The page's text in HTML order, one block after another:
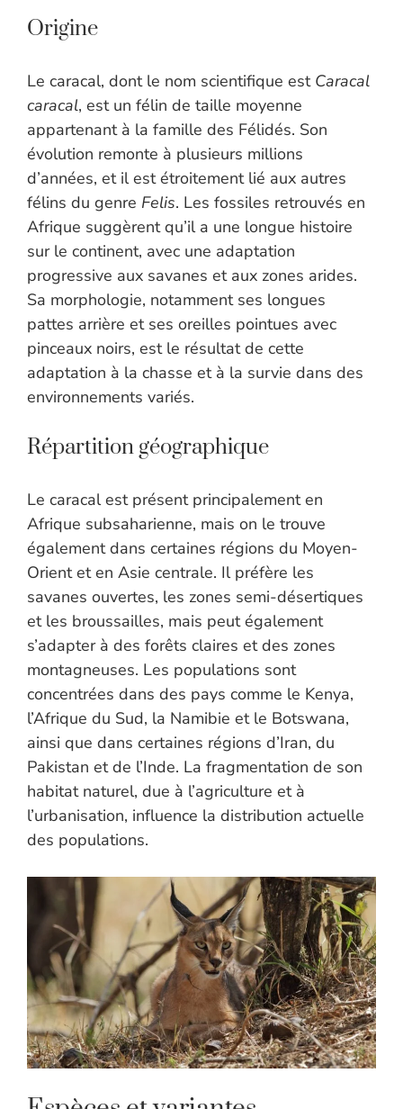
Origine
Le caracal, dont le nom scientifique est Caracal
caracal, est un félin de taille moyenne
appartenant à la famille des Félidés. Son
évolution remonte à plusieurs millions
d’années, et il est étroitement lié aux autres
félins du genre Felis. Les fossiles retrouvés en
Afrique suggèrent qu’il a une longue histoire
sur le continent, avec une adaptation
progressive aux savanes et aux zones arides.
Sa morphologie, notamment ses longues
pattes arrière et ses oreilles pointues avec
pinceaux noirs, est le résultat de cette
adaptation à la chasse et à la survie dans des
environnements variés.
Répartition géographique
Le caracal est présent principalement en
Afrique subsaharienne, mais on le trouve
également dans certaines régions du Moyen-
Orient et en Asie centrale. Il préfère les
savanes ouvertes, les zones semi-désertiques
et les broussailles, mais peut également
s’adapter à des forêts claires et des zones
montagneuses. Les populations sont
concentrées dans des pays comme le Kenya,
l’Afrique du Sud, la Namibie et le Botswana,
ainsi que dans certaines régions d’Iran, du
Pakistan et de l’Inde. La fragmentation de son
habitat naturel, due à l’agriculture et à
l’urbanisation, influence la distribution actuelle
des populations.